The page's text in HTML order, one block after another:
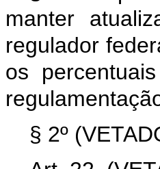
manter
regulador
os
§ 2º